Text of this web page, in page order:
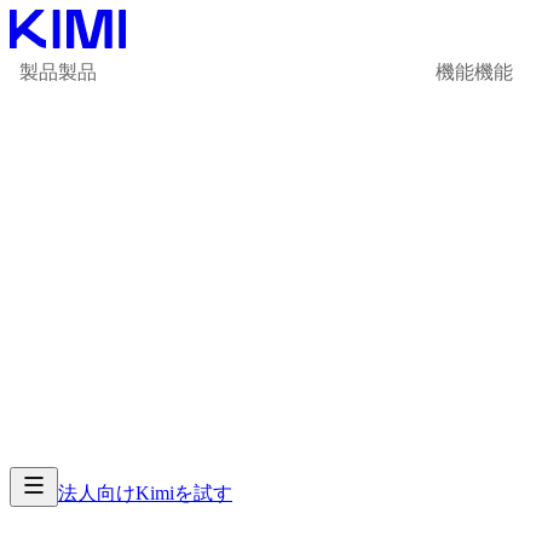
製品製品 機能機能
法人向けKimiを試す